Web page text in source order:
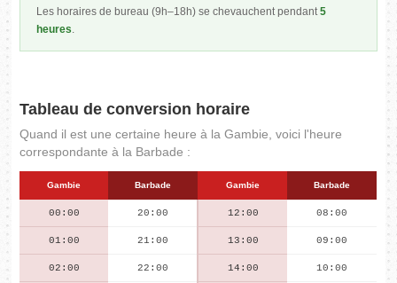
Les horaires de bureau (9h–18h) se chevauchent pendant5
heures.
Tableau de conversion horaire
Quand il est une certaine heure à la Gambie, voici l'heure
correspondante à la Barbade :
Gambie Barbade Gambie Barbade
00:00 20:00 12:00 08:00
01:00 21:00 13:00 09:00
02:00 22:00 14:00 10:00